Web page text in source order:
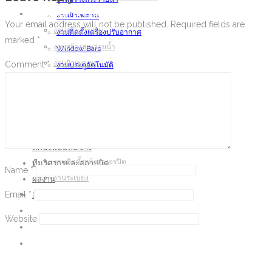
งานฝ้าเพดาน
งานติดตั้งเครื่องปรับอากาศ
Window Bars
งานประตูอัตโนมัติ
ทักษะฝีมือทีมช่าง
ทีมวิศวกรและสถาปนิค
ผลงาน
ติดต่อเรา
งานโครงสร้าง และงานรีโนเวท
งานสร้างกำแพง
งานสร้างสระว่ายน้ำ
งานฝ้าเพดาน
งานติดตั้งกล้องวงจรปิด
งานระเบียง
ทักษะฝีมือทีมช่าง
Your email address will not be published.
Required fields are
marked *
Comment*
Name *
Email *
Website